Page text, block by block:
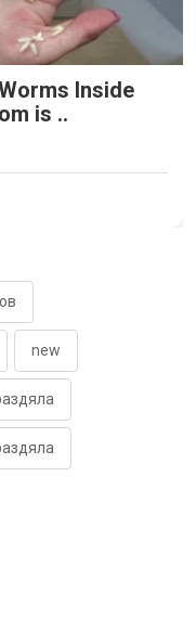
Inside
is ..
new